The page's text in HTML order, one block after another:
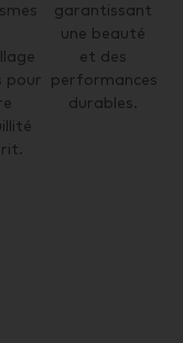
pour
garantissant
une beauté
et des
performances
durables.